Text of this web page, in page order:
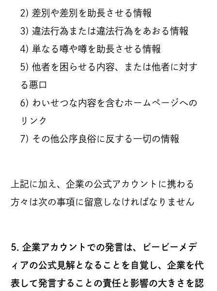
2) 差別や差別を助長させる情報
3) 違法行為または違法行為をあおる情報
4) 単なる噂や噂を助長させる情報
5) 他者を困らせる内容、または他者に対す
る悪口
6) わいせつな内容を含むホームページへの
リンク
7) その他公序良俗に反する一切の情報
上記に加え、企業の公式アカウントに携わる
方々は次の事項に留意しなければなりません
5. 企業アカウントでの発言は、ビービーメデ
ィアの公式見解となることを自覚し、企業を代
表して発言することの責任と影響の大きさを認